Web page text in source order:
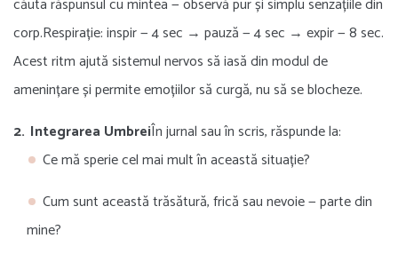
corp.Respirație: inspir — 4 sec → pauză — 4 sec → expir — 8 sec.
Acest ritm ajută sistemul nervos să iasă din modul de
amenințare și permite emoțiilor să curgă, nu să se blocheze.
Integrarea UmbreiÎn jurnal sau în scris, răspunde la:
Ce mă sperie cel mai mult în această situație?
Cum sunt această trăsătură, frică sau nevoie — parte din
mine?